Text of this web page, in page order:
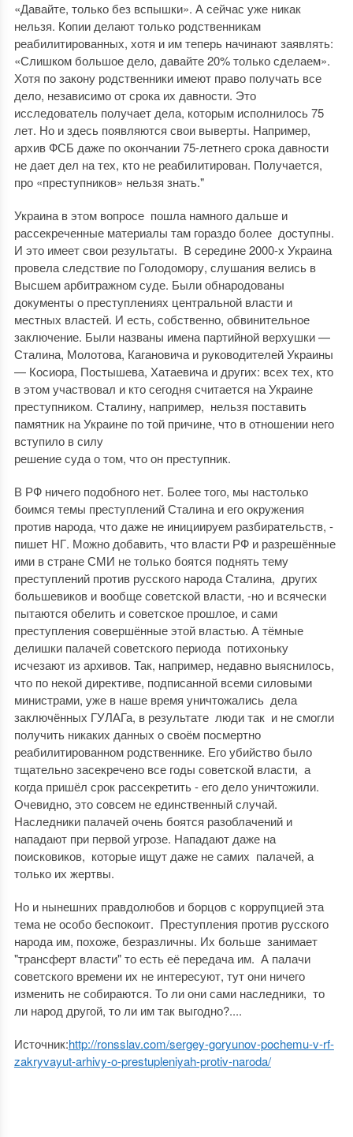
«Давайте, только без вспышки». А сейчас уже никак
нельзя. Копии делают только родственникам
реабилитированных, хотя и им теперь начинают заявлять:
«Слишком большое дело, давайте 20% только сделаем».
Хотя по закону родственники имеют право получать все
дело, независимо от срока их давности. Это
исследователь получает дела, которым исполнилось 75
лет. Но и здесь появляются свои выверты. Например,
архив ФСБ даже по окончании 75-летнего срока давности
не дает дел на тех, кто не реабилитирован. Получается,
про «преступников» нельзя знать."
Украина в этом вопросе пошла намного дальше и
рассекреченные материалы там гораздо более доступны.
И это имеет свои результаты. В середине 2000-х Украина
провела следствие по Голодомору, слушания велись в
Высшем арбитражном суде. Были обнародованы
документы о преступлениях центральной власти и
местных властей. И есть, собственно, обвинительное
заключение. Были названы имена партийной верхушки —
Сталина, Молотова, Кагановича и руководителей Украины
— Косиора, Постышева, Хатаевича и других: всех тех, кто
в этом участвовал и кто сегодня считается на Украине
преступником. Сталину, например, нельзя поставить
памятник на Украине по той причине, что в отношении него
вступило в силу
решение суда о том, что он преступник.
В РФ ничего подобного нет. Более того, мы настолько
боимся темы преступлений Сталина и его окружения
против народа, что даже не инициируем разбирательств, -
пишет НГ. Можно добавить, что власти РФ и разрешённые
ими в стране СМИ не только боятся поднять тему
преступлений против русского народа Сталина, других
большевиков и вообще советской власти, -но и всячески
пытаются обелить и советское прошлое, и сами
преступления совершённые этой властью. А тёмные
делишки палачей советского периода потихоньку
исчезают из архивов. Так, например, недавно выяснилось,
что по некой директиве, подписанной всеми силовыми
министрами, уже в наше время уничтожались дела
заключённых ГУЛАГа, в результате люди так и не смогли
получить никаких данных о своём посмертно
реабилитированном родственнике. Его убийство было
тщательно засекречено все годы советской власти, а
когда пришёл срок рассекретить - его дело уничтожили.
Очевидно, это совсем не единственный случай.
Наследники палачей очень боятся разоблачений и
нападают при первой угрозе. Нападают даже на
поисковиков, которые ищут даже не самих палачей, а
только их жертвы.
Но и нынешних правдолюбов и борцов с коррупцией эта
тема не особо беспокоит. Преступления против русского
народа им, похоже, безразличны. Их больше занимает
"трансферт власти" то есть её передача им. А палачи
советского времени их не интересуют, тут они ничего
изменить не собираются. То ли они сами наследники, то
ли народ другой, то ли им так выгодно?....
Источник:http://ronsslav.com/sergey-goryunov-pochemu-v-rf-
zakryvayut-arhivy-o-prestupleniyah-protiv-naroda/